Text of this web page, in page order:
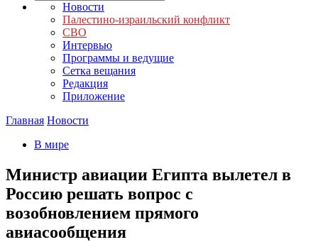
Новости
Палестино-израильский конфликт
СВО
Интервью
Программы и ведущие
Сетка вещания
Редакция
Приложение
Главная Новости
В мире
Министр авиации Египта вылетел в
Россию решать вопрос с
возобновлением прямого
авиасообщения